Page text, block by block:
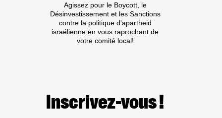
PAS »
Agissez pour le Boycott, le
Désinvestissement et les Sanctions
contre la politique d'apartheid
israélienne en vous raprochant de
votre comité local!
Inscrivez-vous !